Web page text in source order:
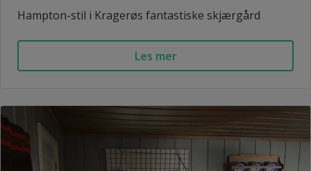
Hampton-stil i Kragerøs fantastiske skjærgård
Les mer